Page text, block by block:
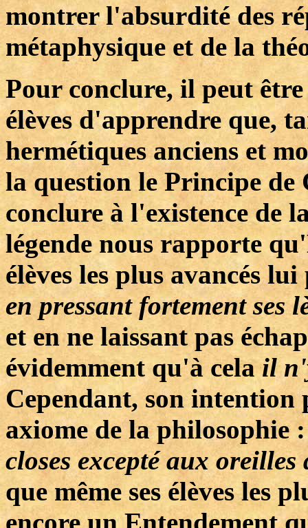
montrer l'absurdité des
métaphysique et de la
Pour conclure, il peut
élèves d'apprendre que,
hermétiques anciens et
la question le Principe
conclure à l'existence de
légende nous rapporte
élèves les plus avancés
en pressant fortement ses
et en ne laissant pas
évidemment qu'à celail
Cependant, son
axiome de la philosophie
closes excepté aux
que même ses élèves les